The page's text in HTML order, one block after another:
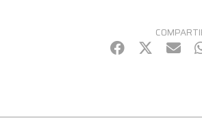
Facebook
Twitter
mail